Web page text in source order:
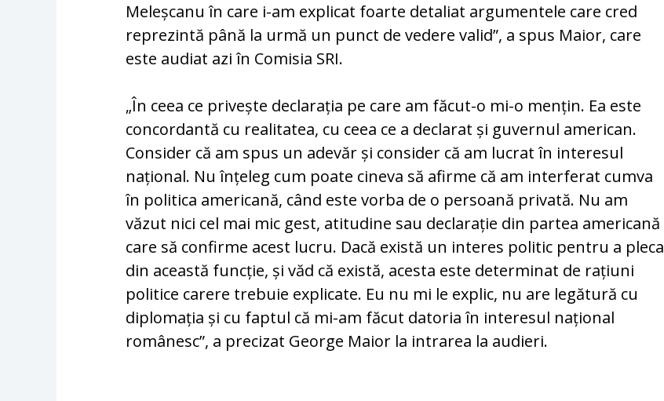
Meleșcanu în care i-am explicat foarte detaliat argumentele care cred
reprezintă până la urmă un punct de vedere valid”, a spus Maior, care
este audiat azi în Comisia SRI.
„În ceea ce privește declarația pe care am făcut-o mi-o mențin. Ea este
concordantă cu realitatea, cu ceea ce a declarat și guvernul american.
Consider că am spus un adevăr și consider că am lucrat în interesul
național. Nu înțeleg cum poate cineva să afirme că am interferat cumva
în politica americană, când este vorba de o persoană privată. Nu am
văzut nici cel mai mic gest, atitudine sau declarație din partea americană
care să confirme acest lucru. Dacă există un interes politic pentru a pleca
din această funcție, și văd că există, acesta este determinat de rațiuni
politice carere trebuie explicate. Eu nu mi le explic, nu are legătură cu
diplomația și cu faptul că mi-am făcut datoria în interesul național
românesc”, a precizat George Maior la intrarea la audieri.